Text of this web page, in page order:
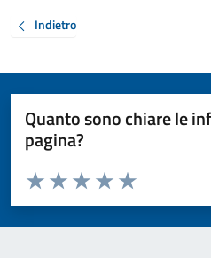
Indietro
Quanto sono chiare le
pagina?
Valuta da 1 a 5 stelle la pagina
Valuta 5 stelle
Valuta 4 stelle su 5
Valuta 3 stelle su 5
Valuta 2 stelle su 5
Valuta 1 stelle su 5